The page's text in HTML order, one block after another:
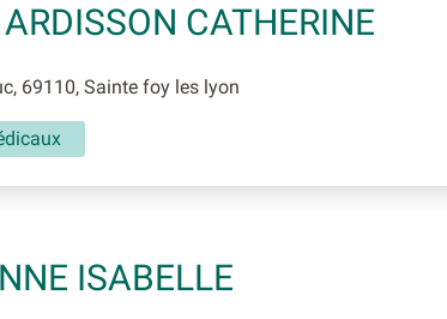
CATHERINE
69110, Sainte foy les lyon
ISABELLE